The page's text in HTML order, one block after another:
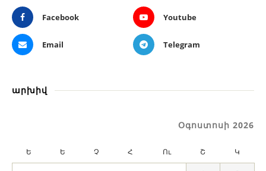
Facebook Youtube
Email Telegram
արխիվ
Օգոստոսի 2026
Ե Ե Չ Հ Ու Շ Կ